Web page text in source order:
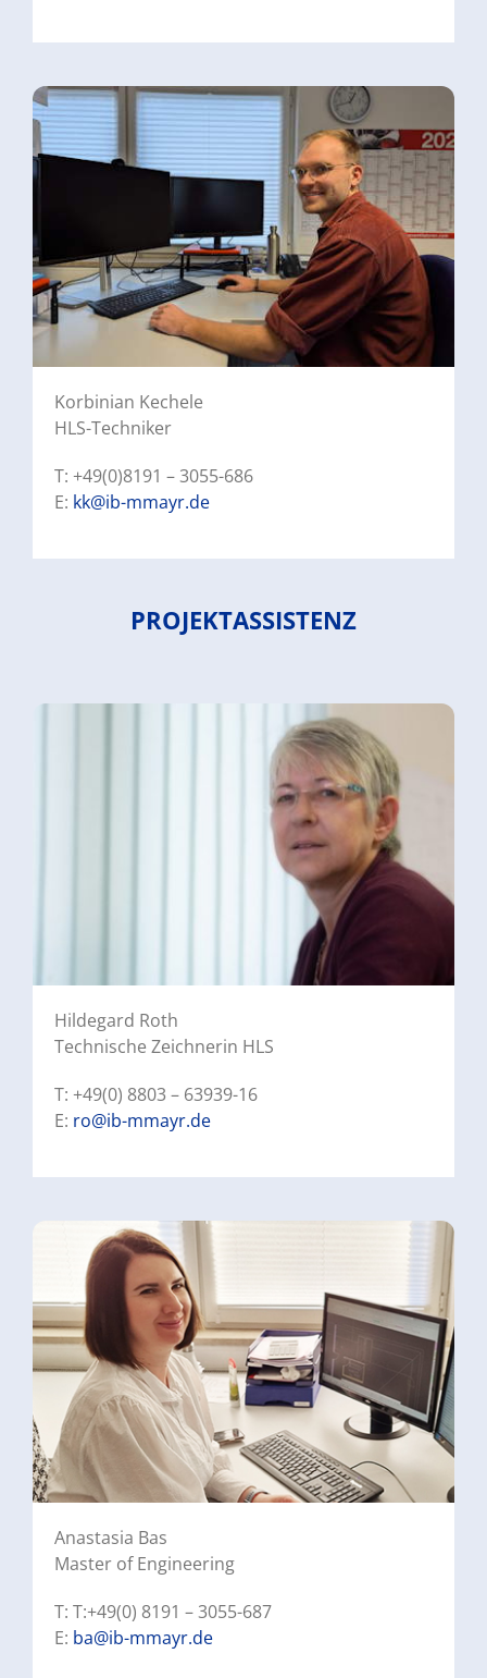
Korbinian Kechele
HLS-Techniker
T: +49(0)8191 – 3055-686
E: kk@ib-mmayr.de
PROJEKTASSISTENZ
Hildegard Roth
Technische Zeichnerin HLS
T: +49(0) 8803 – 63939-16
E: ro@ib-mmayr.de
Anastasia Bas
Master of Engineering
T: T:+49(0) 8191 – 3055-687
E: ba@ib-mmayr.de